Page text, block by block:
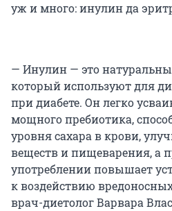
уж и много: инулин да
— Инулин — это
который используют для
при диабете. Он легко
мощного пребиотика,
уровня сахара в крови,
веществ и пищеварения, а
употреблении повышает
к воздействию
врач-диетолог Варвара